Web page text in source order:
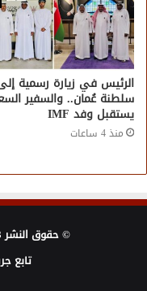
الرئيس في زيارة رسمية
سلطنة عُمان.. والسفير
يستقبل وفد IMF
منذ 4 ساعات
© حقوق النشر 2013 ، الحقوق محفوظة |
تابع